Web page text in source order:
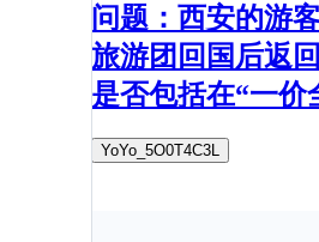
问题：西安的游
旅游团回国后返
是否包括在“一价
YoYo_5O0T4C3L